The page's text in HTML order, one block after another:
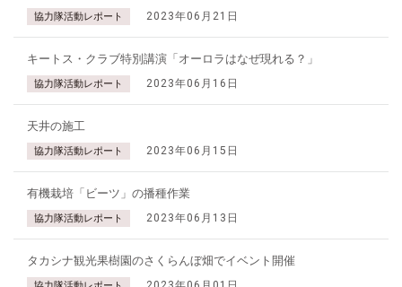
協力隊活動レポート 2023年06月21日
キートス・クラブ特別講演「オーロラはなぜ現れる？」
協力隊活動レポート 2023年06月16日
天井の施工
協力隊活動レポート 2023年06月15日
有機栽培「ビーツ」の播種作業
協力隊活動レポート 2023年06月13日
タカシナ観光果樹園のさくらんぼ畑でイベント開催